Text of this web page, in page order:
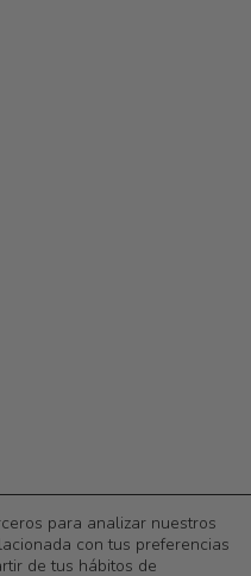
para analizar nuestros
con tus preferencias
de tus hábitos de